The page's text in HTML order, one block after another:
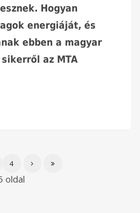
Hogyan
energiáját, és
ebben a magyar
az MTA
4
oldal